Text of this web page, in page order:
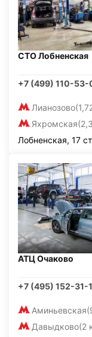
СТО Лобненская
+7 (499) 110-53-
Лианозово
Яхромская
Лобненская, 17
АТЦ Очаково
+7 (495) 152-31-
Аминьевская
Давыдково(2